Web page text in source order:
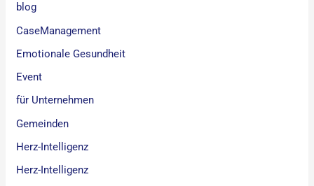
blog
CaseManagement
Emotionale Gesundheit
Event
für Unternehmen
Gemeinden
Herz-Intelligenz
Herz-Intelligenz